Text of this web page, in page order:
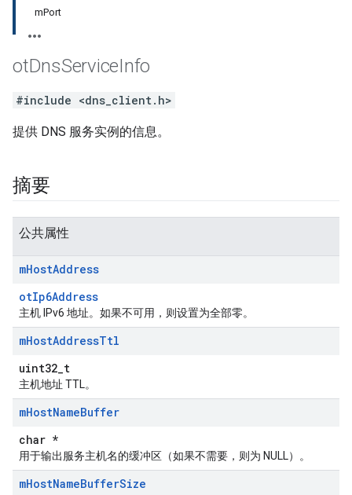
mPort
otDnsServiceInfo
#include <dns_client.h>
提供 DNS 服务实例的信息。
摘要
公共属性
mHostAddress
otIp6Address
主机 IPv6 地址。如果不可用，则设置为全部零。
mHostAddressTtl
uint32_t
主机地址 TTL。
mHostNameBuffer
char *
用于输出服务主机名的缓冲区（如果不需要，则为 NULL）。
mHostNameBufferSize